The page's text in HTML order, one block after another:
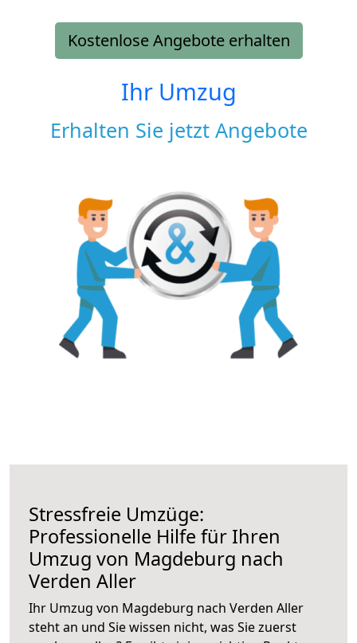
Kostenlose Angebote erhalten
Ihr Umzug
Erhalten Sie jetzt Angebote
Stressfreie Umzüge:
Professionelle Hilfe für Ihren
Umzug von Magdeburg nach
Verden Aller
Ihr Umzug von Magdeburg nach Verden Aller
steht an und Sie wissen nicht, was Sie zuerst